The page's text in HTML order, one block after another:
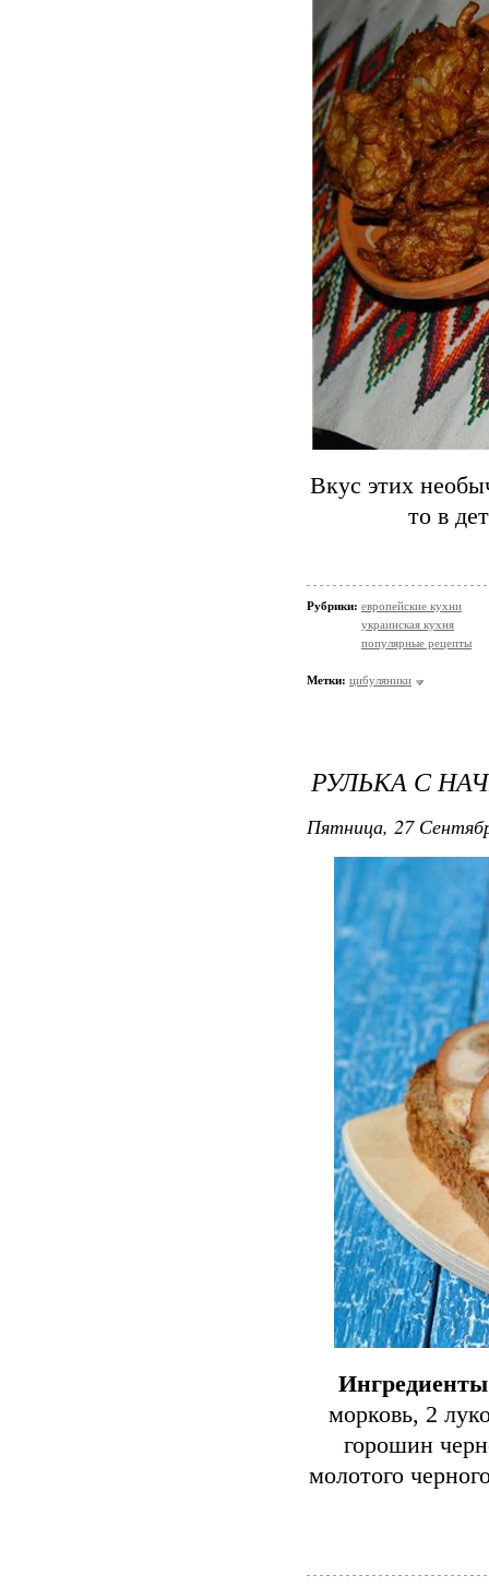
Вкус этих
то в
Рубрики: европейские кухни
украинская кухня
популярные рецепты
Метки: цибуляники
РУЛЬКА С
Пятница, 27
морковь, 2
горошин
молотого